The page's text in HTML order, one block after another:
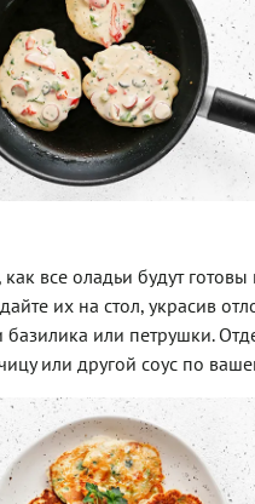
как все оладьи будут
их на стол, украсив
базилика или петрушки.
или другой соус по